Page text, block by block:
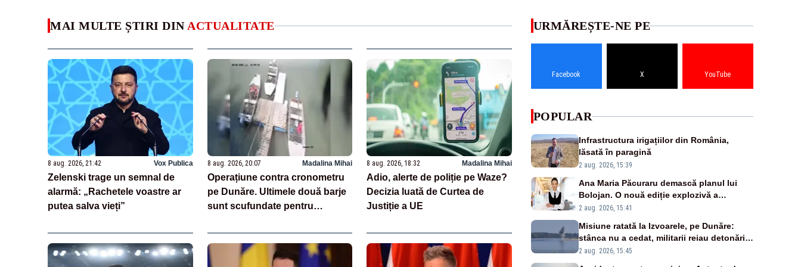
MAI MULTE ȘTIRI DIN ACTUALITATE
8 aug. 2026, 21:42 Vox Publica
Zelenski trage un semnal de
alarmă: „Rachetele voastre ar
putea salva vieți”
8 aug. 2026, 20:07 Madalina Mihai
Operațiune contra cronometru
pe Dunăre. Ultimele două barje
sunt scufundate pentru
8 aug. 2026, 18:32 Madalina Mihai
Adio, alerte de poliție pe Waze?
Decizia luată de Curtea de
Justiție a UE
URMĂREȘTE-NE PE
Facebook X YouTube
POPULAR
Infrastructura irigațiilor din România,
lăsată în paragină
2 aug. 2026, 15:39
Ana Maria Păcuraru demască planul lui
Bolojan. O nouă ediție explozivă a
emisiunii „Miza Zilei” la Realitatea PLUS
2 aug. 2026, 15:41
Misiune ratată la Izvoarele, pe Dunăre:
stânca nu a cedat, militarii reiau detonările
luni – VIDEO
2 aug. 2026, 15:45